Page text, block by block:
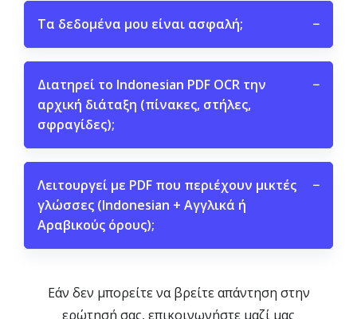
Τα δεδομένα μου είναι ασφαλή; −
Διατηρεί το Indonesian PDF OCR την
αρχική διάταξη (πίνακες, στήλες,
σφραγίδες);
−
Λειτουργεί με PDF που περιέχουν μικτές
γλώσσες (Indonesian + Αγγλικά ή
Αραβικούς όρους);
−
Εάν δεν μπορείτε να βρείτε απάντηση στην
ερώτησή σας, επικοινωνήστε μαζί μας